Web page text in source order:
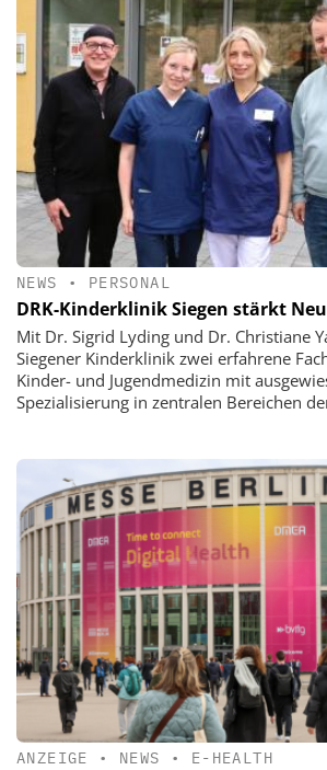
NEWS • PERSONAL
DRK-Kinderklinik Siegen stärkt
Mit Dr. Sigrid Lyding und Dr. Christiane
Siegener Kinderklinik zwei erfahrene
Kinder- und Jugendmedizin mit
Spezialisierung in zentralen Bereichen
ANZEIGE • NEWS • E-HEALTH